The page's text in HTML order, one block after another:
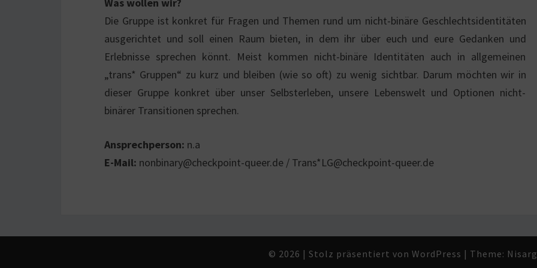
Die Gruppe ist konkret für Fragen und Themen rund um nicht-binäre Geschlechtsidentitäten
ausgerichtet und soll einen Raum bieten, in dem ihr über euch und eure Gedanken und
Erlebnisse sprechen könnt. Meist kommen nicht-binäre Identitäten auch in allgemeinen
„trans* Gruppen“ zu kurz und bleiben (wie so oft) zu wenig sichtbar. Darum möchten wir in
dieser Gruppe konkret über unser Selbsterleben, unsere Lebenswelt und Optionen nicht-
binärer Transitionen sprechen.
Ansprechperson: n.a
E-Mail: nonbinary@checkpoint-queer.de / Trans*LG@checkpoint-queer.de
© 2026 | Stolz präsentiert von WordPress | Theme: Nisarg